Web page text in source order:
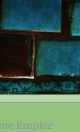
Empire